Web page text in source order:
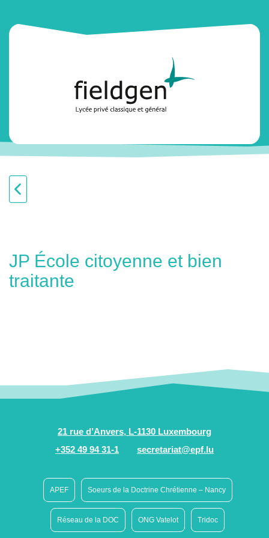
JP École citoyenne et bien
traitante
21 rue d’Anvers, L-1130 Luxembourg
+352 49 94 31-1
secretariat@epf.lu
APEF Soeurs de la Doctrine Chrétienne – Nancy
Réseau de la DOC ONG Vatelot Tridoc